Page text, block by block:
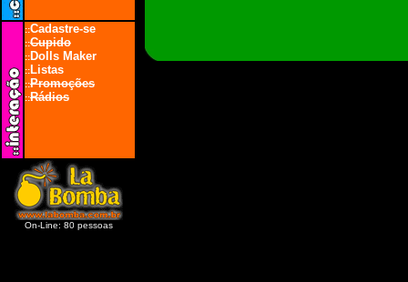
::Cadastre-se
::Cupido
::Dolls Maker
::Listas
::Promoções
::Rádios
On-Line: 80 pessoas